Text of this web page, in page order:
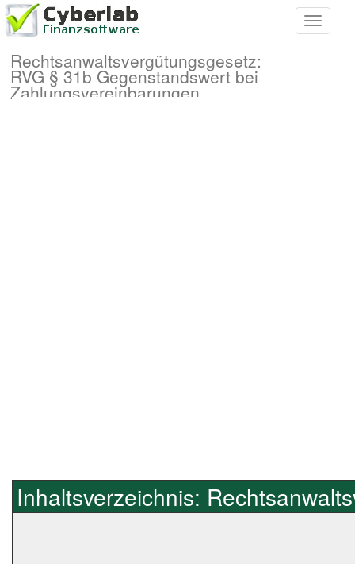
Toggle
Rechtsanwaltsvergütungsgesetz:
RVG § 31b Gegenstandswert bei
Zahlungsvereinbarungen
Inhaltsverzeichnis: